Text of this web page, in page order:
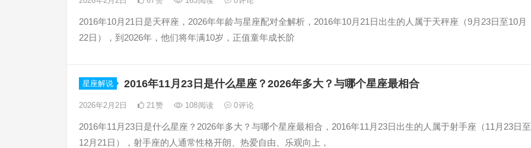
2016年10月21日是天秤座，2026年年龄与星座配对全解析，2016年10月21日出生的人属于天秤座（9月23日至10月
22日），到2026年，他们将年满10岁，正值童年成长阶
星座解说 2016年11月23日是什么星座？2026年多大？与哪个星座最相合
2026年2月2日 21赞 108阅读 0评论
2016年11月23日是什么星座？2026年多大？与哪个星座最相合，2016年11月23日出生的人属于射手座（11月23日至
12月21日），射手座的人通常性格开朗、热爱自由、乐观向上，